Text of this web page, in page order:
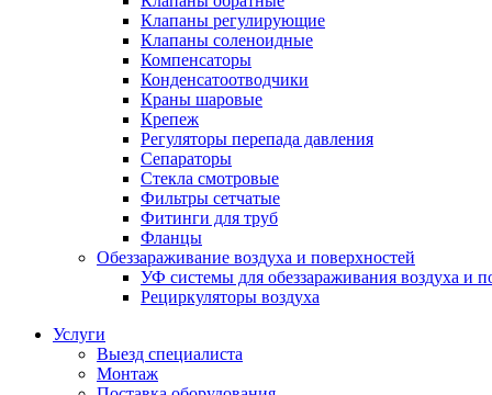
Клапаны регулирующие
Клапаны соленоидные
Компенсаторы
Конденсатоотводчики
Краны шаровые
Крепеж
Регуляторы перепада давления
Сепараторы
Стекла смотровые
Фильтры сетчатые
Фитинги для труб
Фланцы
Обеззараживание воздуха и поверхностей
УФ системы для обеззараживания воздуха и
Рециркуляторы воздуха
Услуги
Выезд специалиста
Монтаж